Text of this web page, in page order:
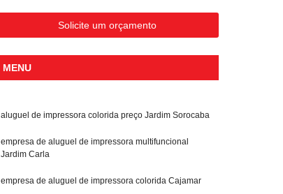
Solicite um orçamento
MENU
aluguel de impressora colorida preço Jardim Sorocaba
empresa de aluguel de impressora multifuncional
Jardim Carla
empresa de aluguel de impressora colorida Cajamar